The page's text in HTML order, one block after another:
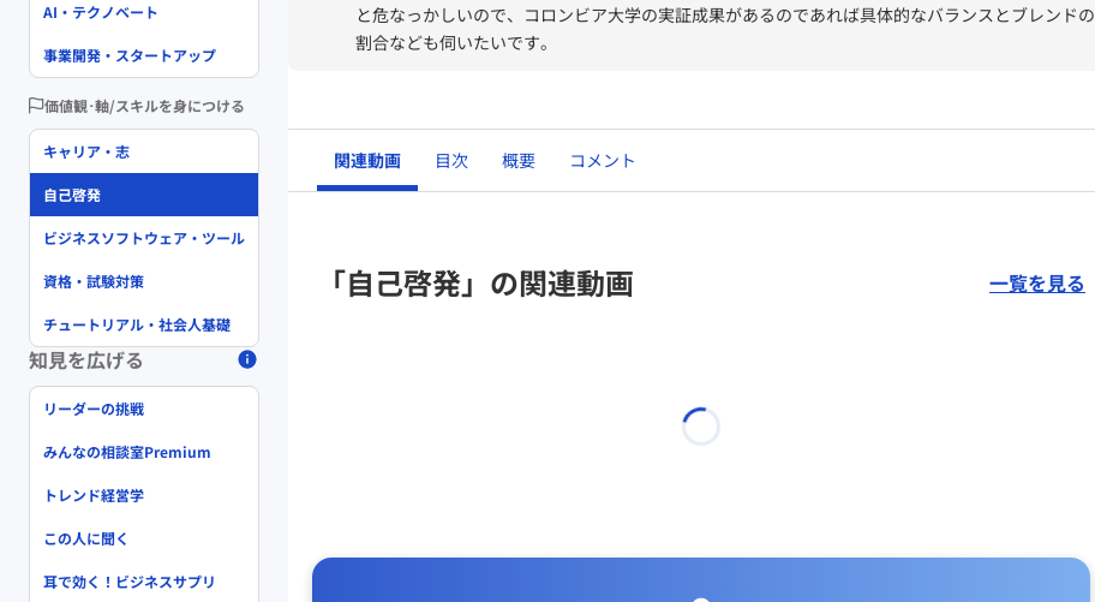
と危なっかしいので、コロンビア大学の実証成果があるのであれば具体的なバランスとブレンドの
割合なども伺いたいです。
関連動画 目次 概要 コメント
「自己啓発」の関連動画 一覧を見る
AI・テクノベート
事業開発・スタートアップ
価値観･軸/スキルを身につける
キャリア・志
自己啓発
ビジネスソフトウェア・ツール
資格・試験対策
チュートリアル・社会人基礎
知見を広げる
リーダーの挑戦
みんなの相談室Premium
トレンド経営学
この人に聞く
耳で効く！ビジネスサプリ